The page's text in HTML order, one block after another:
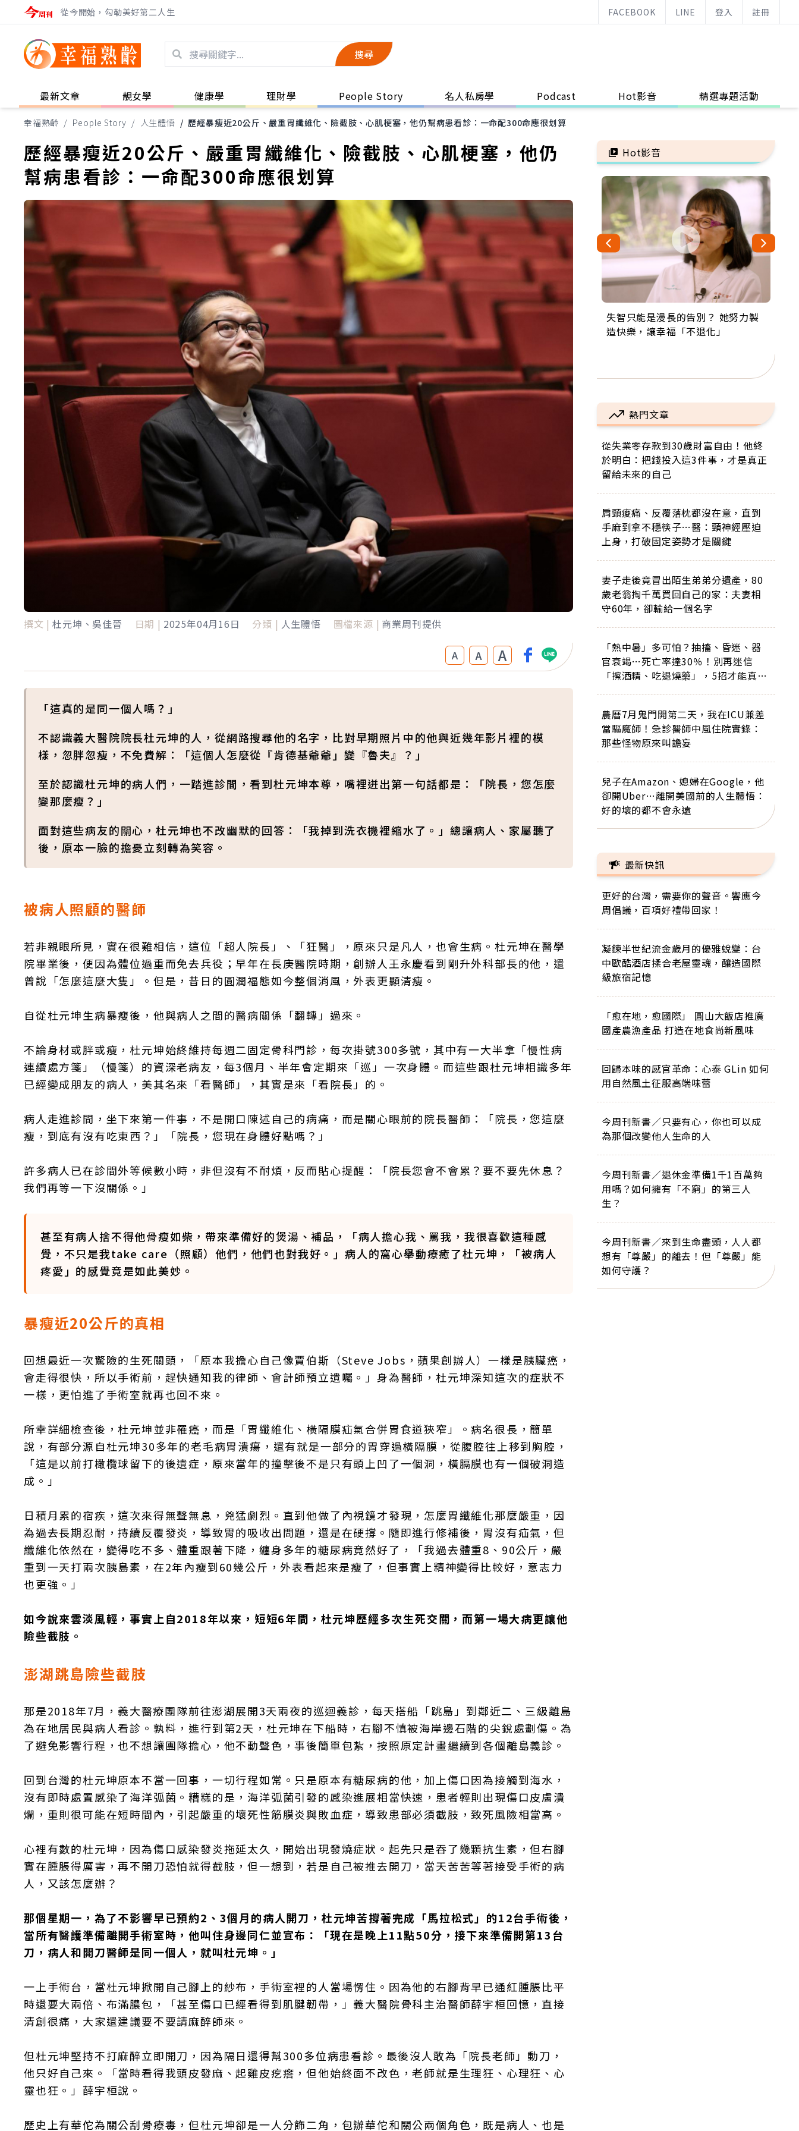
從今開始，勾勒美好第二人生 FACEBOOK LINE 登入 註冊
搜尋
最新文章 靚女學 健康學 理財學 People Story 名人私房學 Podcast Hot影音 精選專題活動
幸福熟齡 / People Story / 人生體悟 / 歷經暴瘦近20公斤、嚴重胃纖維化、險截肢、心肌梗塞，他仍幫病患看診：一命配300命應很划算
歷經暴瘦近20公斤、嚴重胃纖維化、險截肢、心肌梗塞，他仍
幫病患看診：一命配300命應很划算
撰文 | 杜元坤、吳佳晉 日期 | 2025年04月16日 分類 | 人生體悟 圖檔來源 | 商業周刊提供
A A A
「這真的是同一個人嗎？」
不認識義大醫院院長杜元坤的人，從網路搜尋他的名字，比對早期照片中的他與近幾年影片裡的模
樣，忽胖忽瘦，不免費解：「這個人怎麼從『肯德基爺爺」變『魯夫』？」
至於認識杜元坤的病人們，一踏進診間，看到杜元坤本尊，嘴裡迸出第一句話都是：「院長，您怎麼
變那麼瘦？」
面對這些病友的關心，杜元坤也不改幽默的回答：「我掉到洗衣機裡縮水了。」總讓病人、家屬聽了
後，原本一臉的擔憂立刻轉為笑容。
被病人照顧的醫師
若非親眼所見，實在很難相信，這位「超人院長」、「狂醫」，原來只是凡人，也會生病。杜元坤在醫學
院畢業後，便因為體位過重而免去兵役；早年在長庚醫院時期，創辦人王永慶看到剛升外科部長的他，還
曾說「怎麼這麼大隻」。但是，昔日的圓潤福態如今整個消風，外表更顯清瘦。
自從杜元坤生病暴瘦後，他與病人之間的醫病關係「翻轉」過來。
不論身材或胖或瘦，杜元坤始終維持每週二固定骨科門診，每次掛號300多號，其中有一大半拿「慢性病
連續處方箋」（慢箋）的資深老病友，每3個月、半年會定期來「巡」一次身體。而這些跟杜元坤相識多年
已經變成朋友的病人，美其名來「看醫師」，其實是來「看院長」的。
病人走進診間，坐下來第一件事，不是開口陳述自己的病痛，而是關心眼前的院長醫師：「院長，您這麼
瘦，到底有沒有吃東西？」「院長，您現在身體好點嗎？」
許多病人已在診間外等候數小時，非但沒有不耐煩，反而貼心提醒：「院長您會不會累？要不要先休息？
我們再等一下沒關係。」
甚至有病人捨不得他骨瘦如柴，帶來準備好的煲湯、補品，「病人擔心我、罵我，我很喜歡這種感
覺，不只是我take care（照顧）他們，他們也對我好。」病人的窩心舉動療癒了杜元坤，「被病人
疼愛」的感覺竟是如此美妙。
暴瘦近20公斤的真相
回想最近一次驚險的生死關頭，「原本我擔心自己像賈伯斯（Steve Jobs，蘋果創辦人）一樣是胰臟癌，
會走得很快，所以手術前，趕快通知我的律師、會計師預立遺囑。」身為醫師，杜元坤深知這次的症狀不
一樣，更怕進了手術室就再也回不來。
所幸詳細檢查後，杜元坤並非罹癌，而是「胃纖維化、橫隔膜疝氣合併胃食道狹窄」。病名很長，簡單
說，有部分源自杜元坤30多年的老毛病胃潰瘍，還有就是一部分的胃穿過橫隔膜，從腹腔往上移到胸腔，
「這是以前打橄欖球留下的後遺症，原來當年的撞擊後不是只有頭上凹了一個洞，橫膈膜也有一個破洞造
成。」
日積月累的宿疾，這次來得無聲無息，兇猛劇烈。直到他做了內視鏡才發現，怎麼胃纖維化那麼嚴重，因
為過去長期忍耐，持續反覆發炎，導致胃的吸收出問題，還是在硬撐。隨即進行修補後，胃沒有疝氣，但
纖維化依然在，變得吃不多、體重跟著下降，纏身多年的糖尿病竟然好了，「我過去體重8、90公斤，嚴
重到一天打兩次胰島素，在2年內瘦到60幾公斤，外表看起來是瘦了，但事實上精神變得比較好，意志力
也更強。」
如今說來雲淡風輕，事實上自2018年以來，短短6年間，杜元坤歷經多次生死交關，而第一場大病更讓他
險些截肢。
澎湖跳島險些截肢
那是2018年7月，義大醫療團隊前往澎湖展開3天兩夜的巡迴義診，每天搭船「跳島」到鄰近二、三級離島
為在地居民與病人看診。孰料，進行到第2天，杜元坤在下船時，右腳不慎被海岸邊石階的尖銳處劃傷。為
了避免影響行程，也不想讓團隊擔心，他不動聲色，事後簡單包紮，按照原定計畫繼續到各個離島義診。
回到台灣的杜元坤原本不當一回事，一切行程如常。只是原本有糖尿病的他，加上傷口因為接觸到海水，
沒有即時處置感染了海洋弧菌。糟糕的是，海洋弧菌引發的感染進展相當快速，患者輕則出現傷口皮膚潰
爛，重則很可能在短時間內，引起嚴重的壞死性筋膜炎與敗血症，導致患部必須截肢，致死風險相當高。
心裡有數的杜元坤，因為傷口感染發炎拖延太久，開始出現發燒症狀。起先只是吞了幾顆抗生素，但右腳
實在腫脹得厲害，再不開刀恐怕就得截肢，但一想到，若是自己被推去開刀，當天苦苦等著接受手術的病
人，又該怎麼辦？
那個星期一，為了不影響早已預約2、3個月的病人開刀，杜元坤苦撐著完成「馬拉松式」的12台手術後，
當所有醫護準備離開手術室時，他叫住身邊同仁並宣布：「現在是晚上11點50分，接下來準備開第13台
刀，病人和開刀醫師是同一個人，就叫杜元坤。」
一上手術台，當杜元坤掀開自己腳上的紗布，手術室裡的人當場愣住。因為他的右腳背早已通紅腫脹比平
時還要大兩倍、布滿膿包，「甚至傷口已經看得到肌腱韌帶，」義大醫院骨科主治醫師薛宇桓回憶，直接
清創很痛，大家還建議要不要請麻醉師來。
但杜元坤堅持不打麻醉立即開刀，因為隔日還得幫300多位病患看診。最後沒人敢為「院長老師」動刀，
他只好自己來。「當時看得我頭皮發麻、起雞皮疙瘩，但他始終面不改色，老師就是生理狂、心理狂、心
靈也狂。」薛宇桓說。
歷史上有華佗為關公刮骨療毒，但杜元坤卻是一人分飾二角，包辦華佗和關公兩個角色，既是病人、也是
Hot影音
失智只能是漫長的告別？ 她努力製
造快樂，讓幸福「不退化」
來自剛果的巧克力神父 為台灣奉獻
36年 「台灣是我的家，我連作夢都
63歲卸矽谷副總、搬回台灣找快
樂！「蛋黃哥小丑」走進安養院，
104歲打破金氏世界紀錄 成為全球
最年長羽球選手，分享長壽的秘密
事業巔峰他選擇追夢…黑手阿伯拉
小提琴還登上小巨蛋！連CNN都大
熱門文章
從失業零存款到30歲財富自由！他終
於明白：把錢投入這3件事，才是真正
留給未來的自己
肩頸痠痛、反覆落枕都沒在意，直到
手麻到拿不穩筷子…醫：頸神經壓迫
上身，打破固定姿勢才是關鍵
妻子走後竟冒出陌生弟弟分遺產，80
歲老翁掏千萬買回自己的家：夫妻相
守60年，卻輸給一個名字
「熱中暑」多可怕？抽搐、昏迷、器
官衰竭…死亡率達30％！別再迷信
「擦酒精、吃退燒藥」，5招才能真救
農曆7月鬼門開第二天，我在ICU兼差
當驅魔師！急診醫師中風住院實錄：
那些怪物原來叫譫妄
兒子在Amazon、媳婦在Google，他
卻開Uber…離開美國前的人生體悟：
好的壞的都不會永遠
最新快訊
更好的台灣，需要你的聲音。響應今
周倡議，百項好禮帶回家！
凝鍊半世紀流金歲月的優雅蛻變：台
中歐酷酒店揉合老屋靈魂，釀造國際
級旅宿記憶
「愈在地，愈國際」 圓山大飯店推廣
國產農漁產品 打造在地食尚新風味
回歸本味的感官革命：心泰 GLin 如何
用自然風土征服高端味蕾
今周刊新書／只要有心，你也可以成
為那個改變他人生命的人
今周刊新書／退休金準備1千1百萬夠
用嗎？如何擁有「不窮」的第三人
生？
今周刊新書／來到生命盡頭，人人都
想有「尊嚴」的離去！但「尊嚴」能
如何守護？